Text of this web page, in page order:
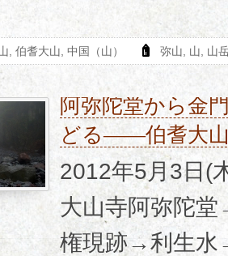
伯耆大山 中国（山） 弥山 山 山
阿弥陀堂から金
どる――伯耆大
2012年5月3日(
大山寺阿弥陀
権現跡→利生